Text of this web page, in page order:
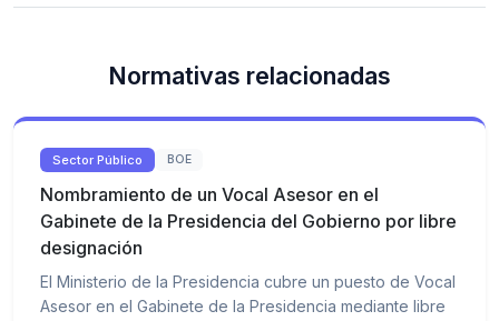
Normativas relacionadas
Sector Público BOE
Nombramiento de un Vocal Asesor en el
Gabinete de la Presidencia del Gobierno por libre
designación
El Ministerio de la Presidencia cubre un puesto de Vocal
Asesor en el Gabinete de la Presidencia mediante libre